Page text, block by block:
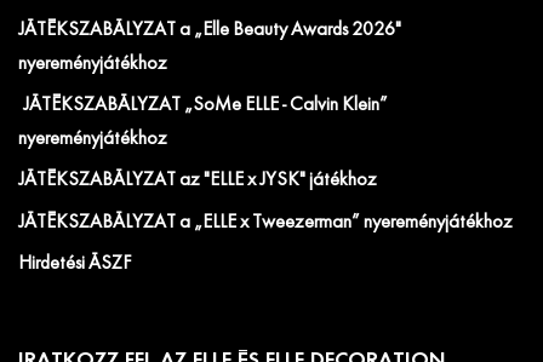
JÁTÉKSZABÁLYZAT a „Elle Beauty Awards 2026"
nyereményjátékhoz
JÁTÉKSZABÁLYZAT „SoMe ELLE - Calvin Klein”
nyereményjátékhoz
JÁTÉKSZABÁLYZAT az "ELLE x JYSK" játékhoz
JÁTÉKSZABÁLYZAT a „ELLE x Tweezerman” nyereményjátékhoz
Hirdetési ÁSZF